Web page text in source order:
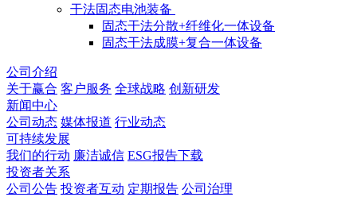
干法固态电池装备
固态干法分散+纤维化一体设备
固态干法成膜+复合一体设备
公司介绍
关于赢合 客户服务 全球战略 创新研发
新闻中心
公司动态 媒体报道 行业动态
可持续发展
我们的行动 廉洁诚信 ESG报告下载
投资者关系
公司公告 投资者互动 定期报告 公司治理